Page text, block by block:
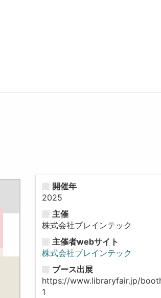
開催年
2025
主催
株式会社ブレインテック
主催者webサイト
株式会社ブレインテック
ブース出展
https://www.libraryfair.jp/
1